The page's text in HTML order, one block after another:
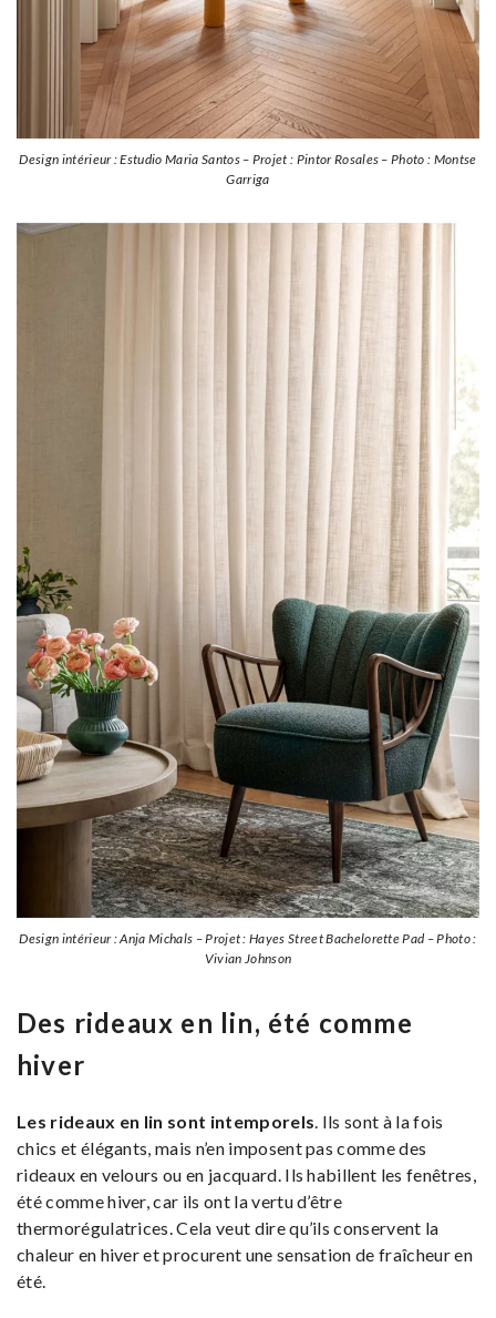
Design intérieur : Estudio Maria Santos – Projet : Pintor Rosales – Photo : Montse
Garriga
Design intérieur : Anja Michals – Projet : Hayes Street Bachelorette Pad – Photo :
Vivian Johnson
Des rideaux en lin, été comme
hiver
Les rideaux en lin sont intemporels. Ils sont à la fois
chics et élégants, mais n’en imposent pas comme des
rideaux en velours ou en jacquard. Ils habillent les fenêtres,
été comme hiver, car ils ont la vertu d’être
thermorégulatrices. Cela veut dire qu’ils conservent la
chaleur en hiver et procurent une sensation de fraîcheur en
été.